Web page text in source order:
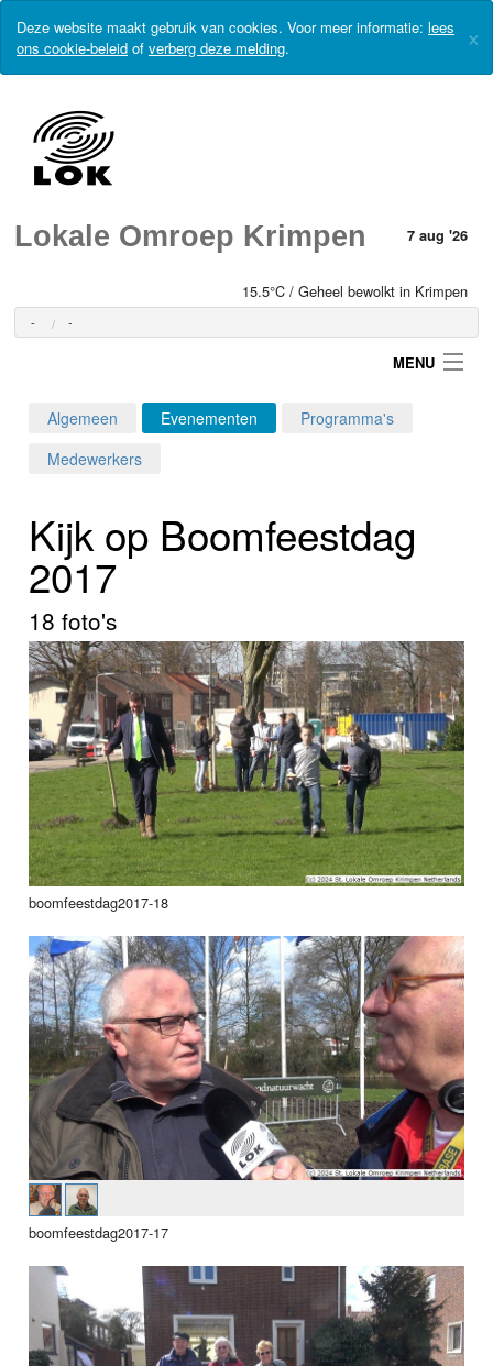
Deze website maakt gebruik van cookies. Voor meer informatie: lees
ons cookie-beleid of verberg deze melding. ×
Lokale Omroep Krimpen 7 aug '26
15.5°C / Geheel bewolkt in Krimpen
- -
MENU
Programma's
Foto's
Video
Webcam
Info
Algemeen Evenementen
Programma's
Medewerkers
Kijk op Boomfeestdag
2017
18 foto's
boomfeestdag2017-18
boomfeestdag2017-17